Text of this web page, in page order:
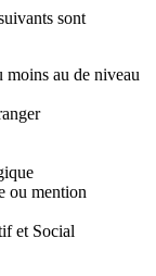
sont
au de niveau
ou mention
et Social